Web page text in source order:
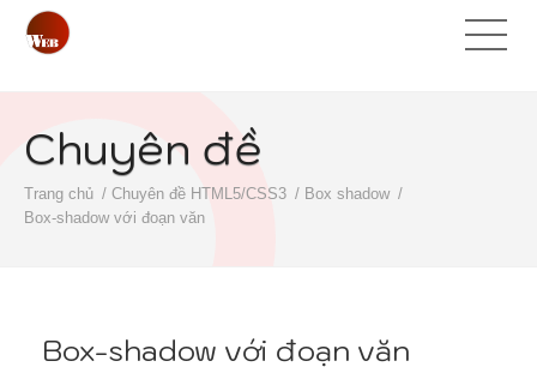
Chuyên đề
Trang chủ Chuyên đề HTML5/CSS3
Box shadow
Box-shadow với đoạn văn
Box-shadow với đoạn văn